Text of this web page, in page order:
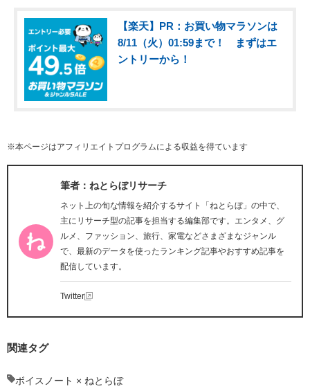
【楽天】PR：お買い物マラソンは
8/11（火）01:59まで！ まずはエ
ントリーから！
※本ページはアフィリエイトプログラムによる収益を得ています
筆者：ねとらぼリサーチ
ネット上の旬な情報を紹介するサイト「ねとらぼ」の中で、
主にリサーチ型の記事を担当する編集部です。エンタメ、グ
ルメ、ファッション、旅行、家電などさまざまなジャンル
で、最新のデータを使ったランキング記事やおすすめ記事を
配信しています。
Twitter
関連タグ
ボイスノート × ねとらぼ